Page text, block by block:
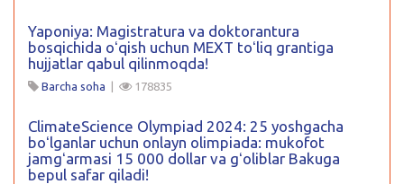
Yaponiya: Magistratura va doktorantura
bosqichida oʻqish uchun MEXT toʻliq grantiga
hujjatlar qabul qilinmoqda!
Barcha soha | 178835
ClimateScience Olympiad 2024: 25 yoshgacha
boʻlganlar uchun onlayn olimpiada: mukofot
jamgʻarmasi 15 000 dollar va gʻoliblar Bakuga
bepul safar qiladi!